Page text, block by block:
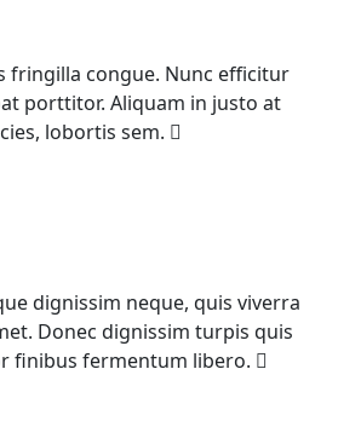
fringilla congue. Nunc efficitur
porttitor. Aliquam in justo at
lobortis sem.
dignissim neque, quis viverra
Donec dignissim turpis quis
finibus fermentum libero.